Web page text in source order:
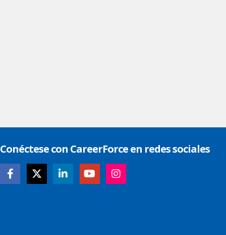
Conéctese con CareerForce en redes sociales